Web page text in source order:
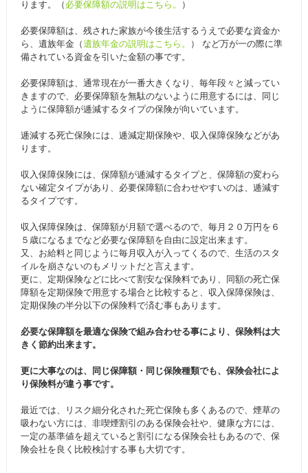
ります。（ 必要保障額の説明はこちら。 ）
必要保障額は、残された家族が今後生活するうえで必要な資金か
ら、遺族年金（遺族年金の説明はこちら。
） など万が一の際に準
備されている資金を引いた金額の事です。
必要保障額は、通常現在が一番大きくなり、毎年段々と減ってい
きますので、必要保障額を無駄のないように用意するには、同じ
ように保障額が逓減するタイプの保険が向いています。
逓減する死亡保険には、逓減定期保険や、収入保障保険などがあ
ります。
収入保障保険には、保障額が逓減するタイプと、保障額の変わら
ない確定タイプがあり、必要保障額に合わせやすいのは、逓減す
るタイプです。
収入保障保険は、保障額が月額で選べるので、毎月２０万円を６
５歳になるまでなど必要な保障額を自由に設定出来ます。
又、お給料と同じように毎月収入が入ってくるので、生活のスタ
イルを崩さないのもメリットだと言えます。
更に、定期保険などに比べて割安な保険料であり、同額の死亡保
障額を定期保険で用意する場合と比較すると、収入保障保険は、
定期保険の半分以下の保険料で済む事もあります。
必要な保障額を最適な保険で組み合わせる事により、保険料は大
きく節約出来ます。
更に大事なのは、同じ保障額・同じ保険種類でも、保険会社によ
り保険料が違う事です。
最近では、リスク細分化された死亡保険も多くあるので、煙草の
吸わない方には、非喫煙割引のある保険会社や、健康な方には、
一定の基準値を超えていると割引になる保険会社もあるので、保
険会社を良く比較検討する事も大切です。